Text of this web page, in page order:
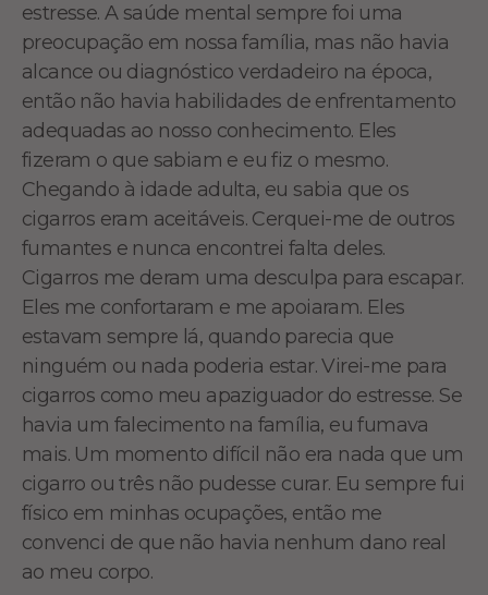
estresse. A saúde mental sempre foi uma
preocupação em nossa família, mas não havia
alcance ou diagnóstico verdadeiro na época,
então não havia habilidades de enfrentamento
adequadas ao nosso conhecimento. Eles
fizeram o que sabiam e eu fiz o mesmo.
Chegando à idade adulta, eu sabia que os
cigarros eram aceitáveis. Cerquei-me de outros
fumantes e nunca encontrei falta deles.
Cigarros me deram uma desculpa para escapar.
Eles me confortaram e me apoiaram. Eles
estavam sempre lá, quando parecia que
ninguém ou nada poderia estar. Virei-me para
cigarros como meu apaziguador do estresse. Se
havia um falecimento na família, eu fumava
mais. Um momento difícil não era nada que um
cigarro ou três não pudesse curar. Eu sempre fui
físico em minhas ocupações, então me
convenci de que não havia nenhum dano real
ao meu corpo.